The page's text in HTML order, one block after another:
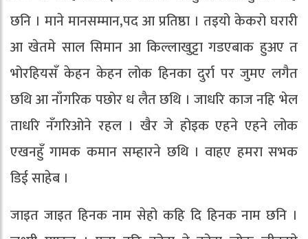
छनि । माने मानसम्मान,पद आ प्रतिष्ठा । तइयो केकरो घरारी
आ खेतमे साल सिमान आ किल्लाखुट्टा गडएबाक हुअए त
भोरहियसँ केहन केहन लोक हिनका दुर्रा पर जुमए लगैत
छथि आ नाँगरिक पछोर ध लैत छथि । जाधरि काज नहि भेल
ताधरि नँगरिओने रहल । खैर जे होइक एहने एहने लोक
एखनहुँ गामक कमान सम्हारने छथि । वाहए हमरा सभक
डिई साहेब ।
जाइत जाइत हिनक नाम सेहो कहि दि हिनक नाम छनि ।